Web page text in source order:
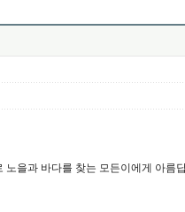
을과 바다를 찾는 모든이에게 아름